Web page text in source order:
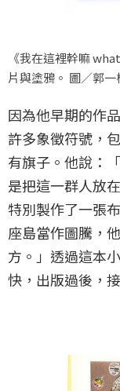
《我在這裡幹嘛
片與塗鴉。 圖／郭
因為他早期的作
許多象徵符號，
有旗子。他說：
是把這一群人放
特別製作了一張
座島當作圖騰，
方。」透過這本
快，出版過後，